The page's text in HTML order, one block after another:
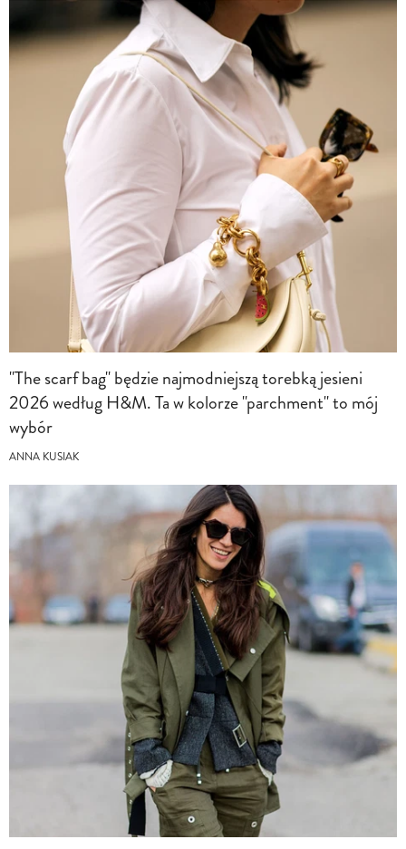
"The scarf bag" będzie najmodniejszą torebką jesieni
2026 według H&M. Ta w kolorze "parchment" to mój
wybór
ANNA KUSIAK